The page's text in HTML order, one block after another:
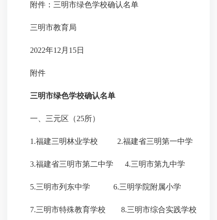
附件：三明市绿色学校确认名单
三明市教育局
2022年12月15日
附件
三明市绿色学校确认名单
一、三元区（25所）
1.福建三明林业学校 2.福建省三明第一中学
3.福建省三明市第二中学 4.三明市第九中学
5.三明市列东中学 6.三明学院附属小学
7.三明市特殊教育学校 8.三明市综合实践学校